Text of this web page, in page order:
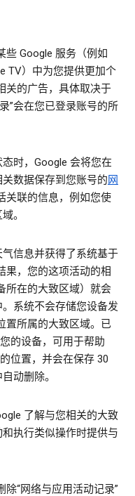
些 Google 服务（例如
TV）中为您提供更加个
关的广告，具体取决于
”会在您已登录账号的所
时，Google 会将您在
数据保存到您账号的网
关联的信息，例如您使
。
信息并获得了系统基于
果，您的这项活动的相
所在的大致区域）就会
系统不会存储您设备发
置所属的大致区域。已
的设备，可用于帮助
位置，并会在保存 30
动删除。
了解与您相关的大致
执行类似操作时提供与
除“网络与应用活动记录”